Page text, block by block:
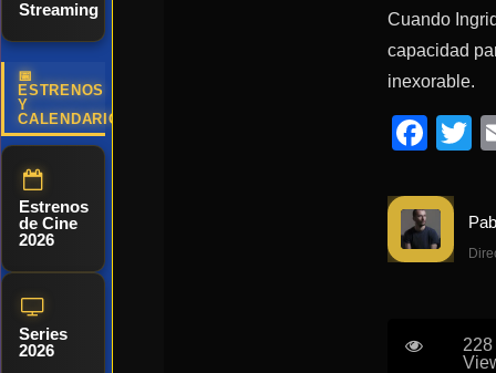
Streaming
📅
ESTRENOS
Y
CALENDARIO
Estrenos
de Cine
2026
Series
2026
Cuando
capacidad
inexorable.
228